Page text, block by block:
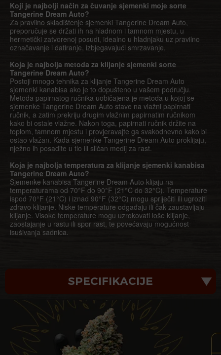
Koji je najbolji način za čuvanje sjemenki moje sorte
Tangerine Dream Auto?
Za pravilno skladištenje sjemenki Tangerine Dream Auto,
preporučuje se držati ih na hladnom i tamnom mjestu, u
hermetički zatvorenoj posudi, idealno u hladnjaku uz pravilno
označavanje i datiranje, izbjegavajući smrzavanje.
Koja je najbolja metoda za klijanje sjemenki sorte
Tangerine Dream Auto?
Postoji mnogo tehnika za klijanje Tangerine Dream Auto
sjemenki kanabisa ako je to dopušteno u vašem području.
Metoda papirnatog ručnika uobičajena je metoda u kojoj se
sjemenke Tangerine Dream Auto stave na vlažni papirnati
ručnik, a zatim prekriju drugim vlažnim papirnatim ručnikom
kako bi ostale vlažne. Nakon toga, papirnati ručnik držite na
toplom, tamnom mjestu i provjeravajte ga svakodnevno kako bi
ostao vlažan. Kada sjemenke Tangerine Dream Auto proklijaju,
nježno ih posadite u tlo ili sličan medij za rast.
Koja je najbolja temperatura za klijanje sjemenki kanabisa
Tangerine Dream Auto?
Sjemenke kanabisa Tangerine Dream Auto klijaju na
temperaturama od 70°F do 90°F (21°C do 32°C). Temperature
ispod 70°F (21°C) i iznad 90°F (32°C) mogu spriječiti ili ugroziti
zdravo klijanje. Niske temperature odgađaju ili čak zaustavljaju
klijanje. Visoke temperature mogu uzrokovati loše klijanje,
zaostajanje u rastu ili spor rast, te povećavaju mogućnost
isušivanja sadnica.
SPECIFIKACIJE